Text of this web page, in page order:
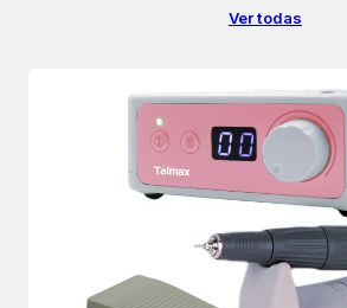
Ver todas